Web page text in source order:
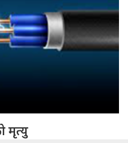
मृत्यु